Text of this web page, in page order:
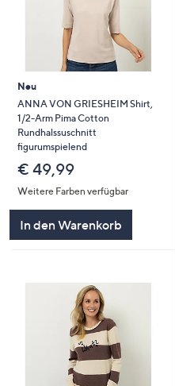
Neu
ANNA VON GRIESHEIM Shirt,
1/2-Arm Pima Cotton
Rundhalssuschnitt
figurumspielend
€ 49,99
Weitere Farben verfügbar
In den Warenkorb